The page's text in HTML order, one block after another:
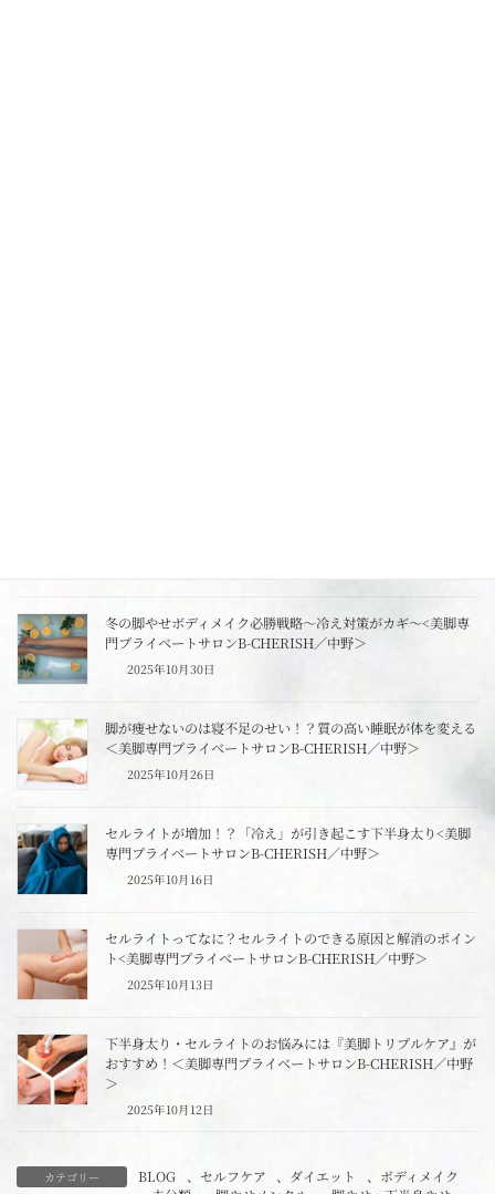
冬の脚やせボディメイク必勝戦略～冷え対策がカギ～<美脚専
門プライベートサロンB-CHERISH／中野＞
2025年10月30日
脚が痩せないのは寝不足のせい！？質の高い睡眠が体を変える
＜美脚専門プライベートサロンB-CHERISH／中野＞
2025年10月26日
セルライトが増加！？「冷え」が引き起こす下半身太り<美脚
専門プライベートサロンB-CHERISH／中野＞
2025年10月16日
セルライトってなに？セルライトのできる原因と解消のポイン
ト<美脚専門プライベートサロンB-CHERISH／中野＞
2025年10月13日
下半身太り・セルライトのお悩みには『美脚トリプルケア』が
おすすめ！＜美脚専門プライベートサロンB-CHERISH／中野
＞
2025年10月12日
カテゴリー BLOG 、 セルフケア 、 ダイエット 、 ボディメイク